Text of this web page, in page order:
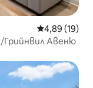
Средна
4,89 (19)
Грийнвил Авеню